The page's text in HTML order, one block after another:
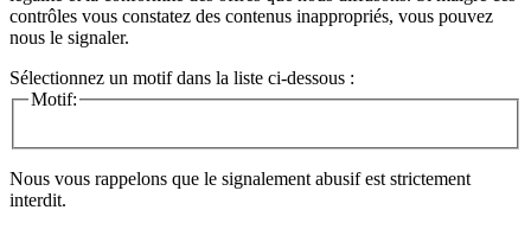
contrôles vous constatez des contenus inappropriés, vous pouvez
nous le signaler.
Sélectionnez un motif dans la liste ci-dessous :
Motif:
Nous vous rappelons que le signalement abusif est strictement
interdit.